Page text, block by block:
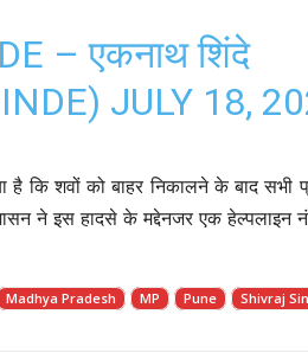
– एकनाथ शिंदे
JULY 18,
कि शवों को बाहर निकालने के बाद सभी
ने इस हादसे के मद्देनजर एक हेल्पलाइन
Madhya Pradesh MP Pune Shivraj